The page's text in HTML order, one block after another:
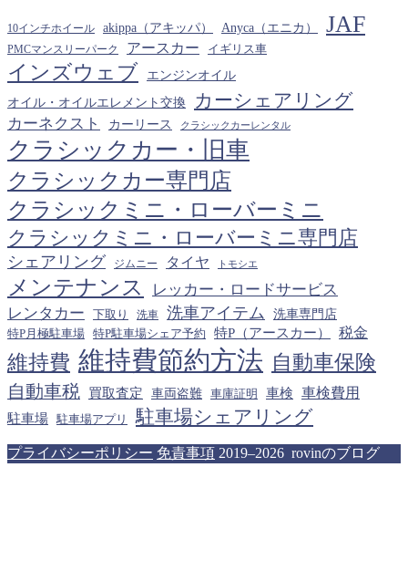
カ
イ
ブ
10インチホイール akippa（アキッパ） Anyca（エニカ） JAF
PMCマンスリーパーク アースカー イギリス車
インズウェブ エンジンオイル
オイル・オイルエレメント交換 カーシェアリング
カーネクスト カーリース クラシックカーレンタル
クラシックカー・旧車
クラシックカー専門店
クラシックミニ・ローバーミニ
クラシックミニ・ローバーミニ専門店
シェアリング ジムニー タイヤ トモシエ
メンテナンス
レッカー・ロードサービス
レンタカー
下取り 洗車 洗車アイテム
洗車専門店
特P月極駐車場
特P駐車場シェア予約 特P（アースカー） 税金
維持費 維持費節約方法 自動車保険
自動車税 買取査定 車両盗難 車庫証明 車検 車検費用
駐車場 駐車場アプリ 駐車場シェアリング
プライバシーポリシー 免責事項 2019–2026 rovinのブログ